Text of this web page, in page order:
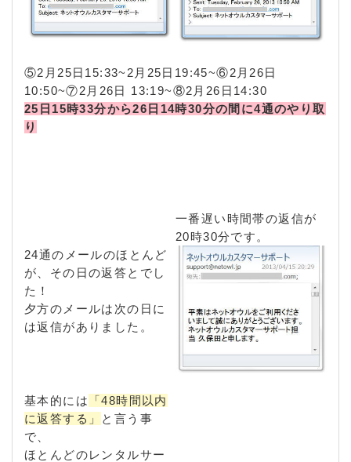
⑤2月25日15:33~2月25日19:45~⑥2月26日
10:50~⑦2月26日 13:19~⑧2月26日14:30
25日15時33分から26日14時30分の間に4通のやり取
り
24通のメールのほとんど
が、その日の返答とでし
た！
夕方のメールは次の日に
は返信がありました。
基本的には
「48時間以内
に返答する」 と言う事
で、
ほとんどのレンタルサー
一番遅い時間帯の返信が
20時30分です。